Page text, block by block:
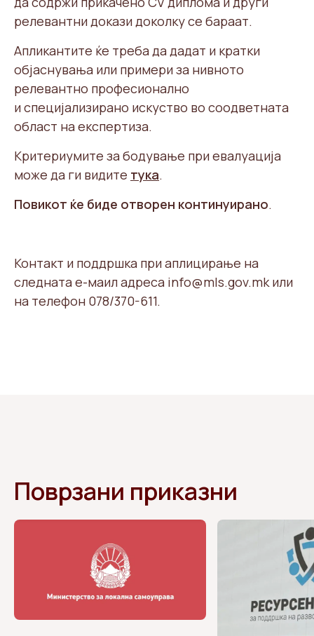
релевантни докази доколку се бараат.
Апликантите ќе треба да дадат и кратки
објаснувања или примери за нивното
релевантно професионално
и специјализирано искуство во соодветната
област на експертиза.
Критериумите за бодување при евалуација
може да ги видите тука.
Повикот ќе биде отворен континуирано.
Контакт и поддршка при аплицирање на
следната e-мaил адреса info@mls.gov.mk или
на телефон 078/370-611.
Поврзани приказни